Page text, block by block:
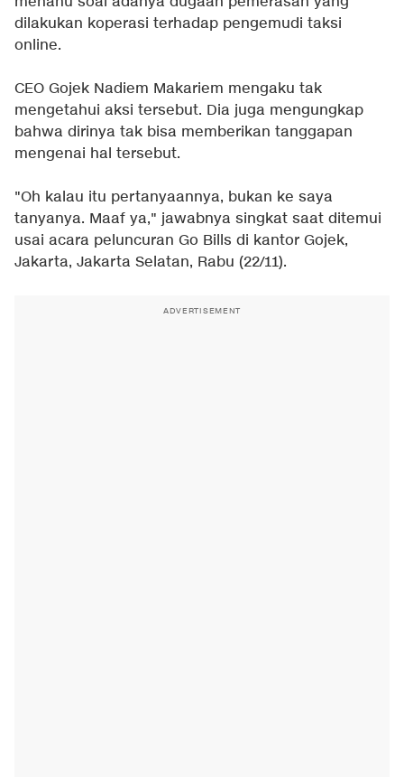
dilakukan koperasi terhadap pengemudi taksi
online.
CEO Gojek Nadiem Makariem mengaku tak
mengetahui aksi tersebut. Dia juga mengungkap
bahwa dirinya tak bisa memberikan tanggapan
mengenai hal tersebut.
"Oh kalau itu pertanyaannya, bukan ke saya
tanyanya. Maaf ya," jawabnya singkat saat ditemui
usai acara peluncuran Go Bills di kantor Gojek,
Jakarta, Jakarta Selatan, Rabu (22/11).
ADVERTISEMENT